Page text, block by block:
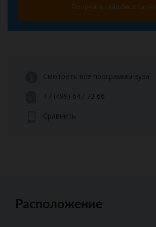
Получить гайд бесплатно
Смотреть все программы вуза
+7 (499) 647 73 66
Сравнить
Расположение